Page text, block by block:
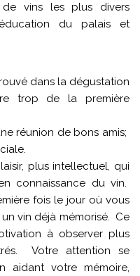
de vins les plus divers
du palais et
dans la dégustation
trop de la première
réunion de bons amis;
plus intellectuel, qui
connaissance du vin.
fois le jour où vous
vin déjà mémorisé. Ce
à observer plus
Votre attention se
aidant votre mémoire,